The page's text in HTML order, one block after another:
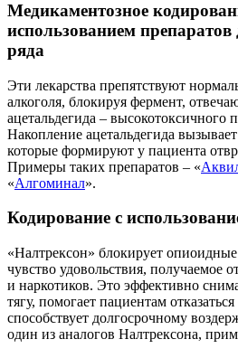
Медикаментозное
использованием
ряда
Эти лекарства препятствуют
алкоголя, блокируя фермент,
ацетальдегида – высокотоксичного
Накопление ацетальдегида
которые формируют у пациента
Примеры таких препаратов – «
«Алгоминал».
Кодирование с
«Налтрексон» блокирует
чувство удовольствия, получаемое
и наркотиков. Это эффективно
тягу, помогает пациентам
способствует долгосрочному
один из аналогов Налтрексона,